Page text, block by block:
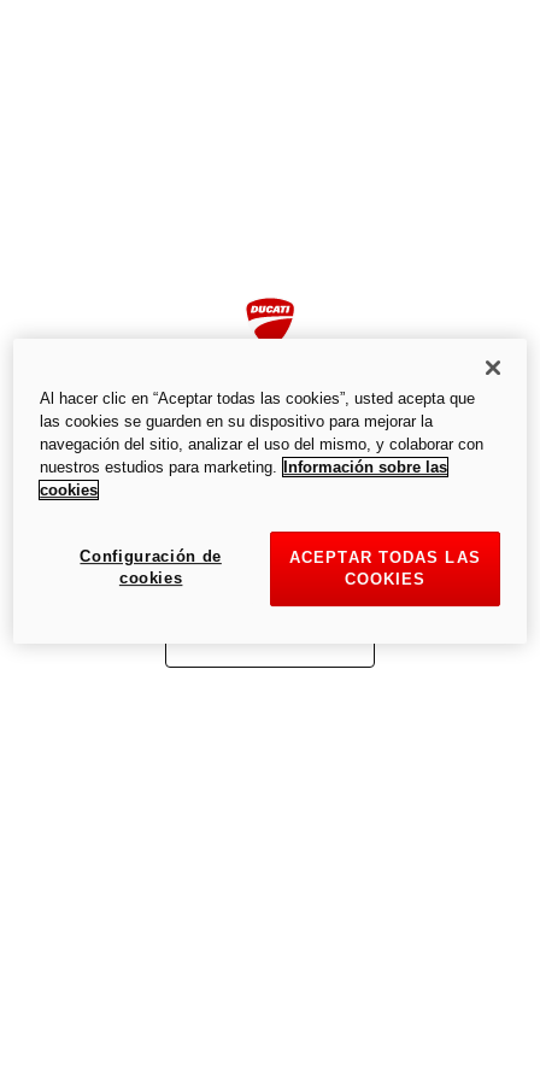
Página no encontrada
No encontramos la página que busca.
Al hacer clic en “Aceptar todas las cookies”, usted acepta que
las cookies se guarden en su dispositivo para mejorar la
navegación del sitio, analizar el uso del mismo, y colaborar con
nuestros estudios para marketing.
Información sobre las
cookies
ACEPTAR TODAS LAS
COOKIES
Configuración de
cookies